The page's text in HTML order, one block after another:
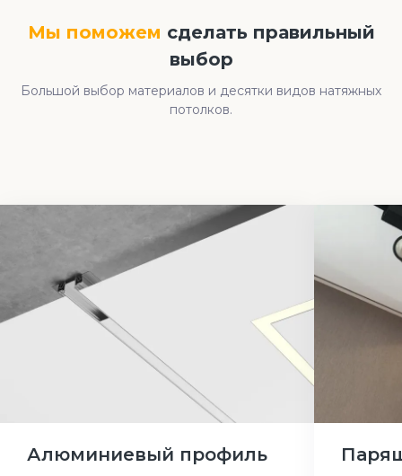
Мы поможем сделать правильный
выбор
Большой выбор материалов и десятки видов натяжных
потолков.
Алюминиевый профиль